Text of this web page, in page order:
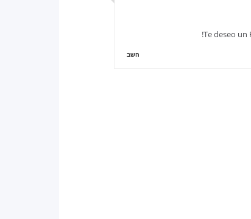
Te deseo un
השב